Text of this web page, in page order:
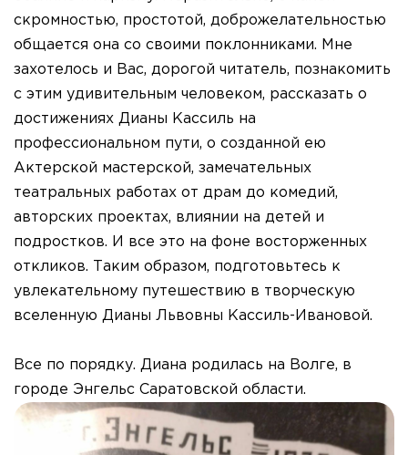
скромностью, простотой, доброжелательностью
общается она со своими поклонниками. Мне
захотелось и Вас, дорогой читатель, познакомить
с этим удивительным человеком, рассказать о
достижениях Дианы Кассиль на
профессиональном пути, о созданной ею
Актерской мастерской, замечательных
театральных работах от драм до комедий,
авторских проектах, влиянии на детей и
подростков. И все это на фоне восторженных
откликов. Таким образом, подготовьтесь к
увлекательному путешествию в творческую
вселенную Дианы Львовны Кассиль-Ивановой.
Все по порядку. Диана родилась на Волге, в
городе Энгельс Cаратовской области.